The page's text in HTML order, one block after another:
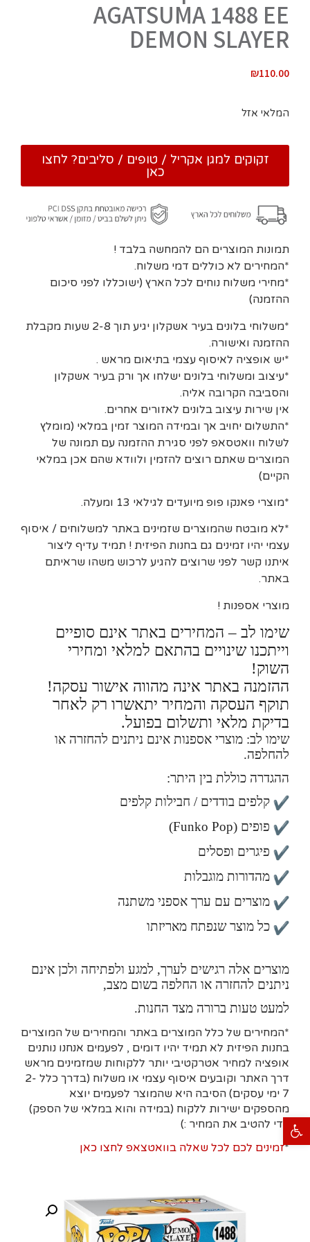
פתח סרגל נגישות
AGATSUMA 1488 EE
DEMON SLAYER
₪110.00
המלאי אזל
זקוקים למגן אקריל / טופים / סליבים? לחצו
כאן
תמונות המוצרים הם להמחשה בלבד !
*המחירים לא כוללים דמי משלוח.
*מחירי משלוח נוחים לכל הארץ (ישוכללו לפני סיכום
ההזמנה)
*משלוחי בלונים בעיר אשקלון יגיע תוך 2-8 שעות מקבלת
ההזמנה ואישורה.
*יש אופציה לאיסוף עצמי בתיאום מראש .
*עיצוב ומשלוחי בלונים ישלחו אך ורק בעיר אשקלון
והסביבה הקרובה אליה.
אין שירות עיצוב בלונים לאזורים אחרים.
*התשלום יחויב אך ובמידה המוצר זמין במלאי (מומלץ
לשלוח וואטסאפ לפני סגירת ההזמנה עם תמונה של
המוצרים שאתם רוצים להזמין ולוודא שהם אכן במלאי
הקיים)
*מוצרי פאנקו פופ מיועדים לגילאי 13 ומעלה.
*לא מובטח שהמוצרים שזמינים באתר למשלוחים / איסוף
עצמי יהיו זמינים גם בחנות הפיזית ! תמיד עדיף ליצור
איתנו קשר לפני שרוצים להגיע לרכוש משהו שראיתם
באתר.
מוצרי אספנות !
שימו לב – המחירים באתר אינם סופיים
וייתכנו שינויים בהתאם למלאי ומחירי
השוק!
ההזמנה באתר אינה מהווה אישור עסקה!
תוקף העסקה והמחיר יתאשרו רק לאחר
בדיקת מלאי ותשלום בפועל.
שימו לב: מוצרי אספנות אינם ניתנים להחזרה או
להחלפה.
ההגדרה כוללת בין היתר:
קלפים בודדים / חבילות קלפים
פופים (Funko Pop)
פיגרים ופסלים
מהדורות מוגבלות
מוצרים עם ערך אספני משתנה
כל מוצר שנפתח מאריזתו
מוצרים אלה רגישים לערך, למגע ולפתיחה ולכן אינם
ניתנים להחזרה או החלפה בשום מצב,
למעט טעות ברורה מצד החנות.
*המחירים של כלל המוצרים באתר והמחירים של המוצרים
בחנות הפיזית לא תמיד יהיו דומים , לפעמים אנחנו נותנים
אופציה למחיר אטרקטיבי יותר ללקוחות שמזמינים מראש
דרך האתר וקובעים איסוף עצמי או משלוח (בדרך כלל 2-
7 ימי עסקים)
הסיבה היא שהמוצר לפעמים יוצא
מהספקים ישירות ללקוח (במידה והוא במלאי של הספק)
כדי להטיב את המחיר :)
*זמינים לכם לכל שאלה בוואטצאפ לחצו כאן